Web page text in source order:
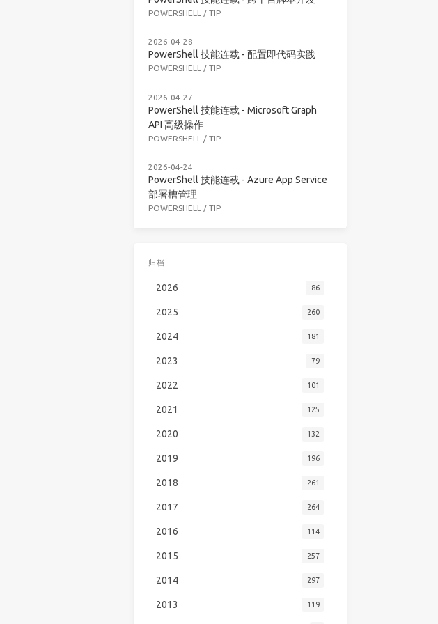
POWERSHELL / TIP
2026-04-28
PowerShell 技能连载 - 配置即代码实践
POWERSHELL / TIP
2026-04-27
PowerShell 技能连载 - Microsoft Graph
API 高级操作
POWERSHELL / TIP
2026-04-24
PowerShell 技能连载 - Azure App Service
部署槽管理
POWERSHELL / TIP
归档
2026 86
2025 260
2024 181
2023 79
2022 101
2021 125
2020 132
2019 196
2018 261
2017 264
2016 114
2015 257
2014 297
2013 119